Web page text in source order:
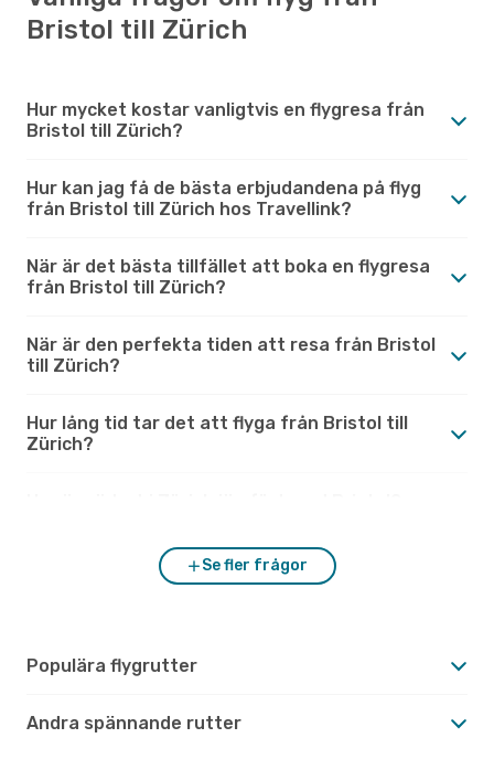
Bristol till Zürich
Hur mycket kostar vanligtvis en flygresa från
Bristol till Zürich?
Hur kan jag få de bästa erbjudandena på flyg
från Bristol till Zürich hos Travellink?
När är det bästa tillfället att boka en flygresa
från Bristol till Zürich?
När är den perfekta tiden att resa från Bristol
till Zürich?
Hur lång tid tar det att flyga från Bristol till
Zürich?
Se fler frågor
Populära flygrutter
Andra spännande rutter